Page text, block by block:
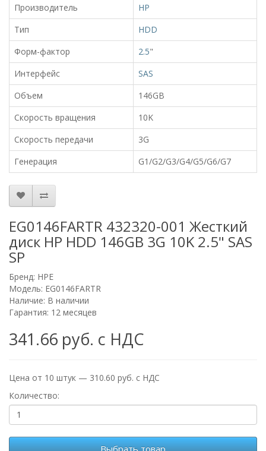
Производитель
HP
Тип
HDD
Форм-фактор
2.5"
Интерфейс
SAS
Объем
146GB
Скорость вращения
10K
Скорость передачи
3G
Генерация
G1/G2/G3/G4/G5/G6/G7
EG0146FARTR 432320-001 Жесткий
диск HP HDD 146GB 3G 10K 2.5" SAS
SP
Бренд: HPE
Модель: EG0146FARTR
Наличие: В наличии
Гарантия: 12 месяцев
341.66 руб. с НДС
Цена от 10 штук — 310.60 руб. с НДС
Количество:
Выбрать товар